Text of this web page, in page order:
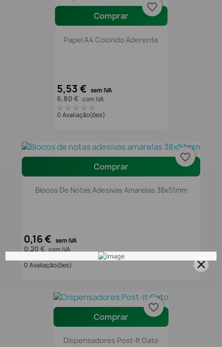
Comprar
Papel A4 Colorido Aderente
5,53 € sem IVA
6,80 € com IVA
0 Avaliação(ões)
favorite_border
Comprar
Blocos De Notas Adesivas Amarelas 38x51mm
0,16 € sem IVA
0,20 € com IVA
0 Avaliação(ões)
favorite_border
Comprar
Dispensadores Post-It Gato
favorite_border